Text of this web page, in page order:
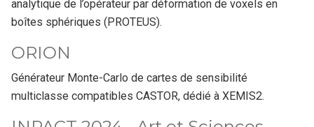
analytique de l’opérateur par déformation de voxels en
boîtes sphériques (PROTEUS).
ORION
Générateur Monte-Carlo de cartes de sensibilité
multiclasse compatibles CASTOR, dédié à XEMIS2.